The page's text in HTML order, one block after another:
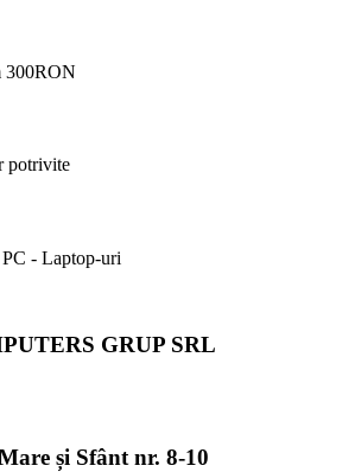
300RON
potrivite
- Laptop-uri
GRUP SRL
și Sfânt nr. 8-10